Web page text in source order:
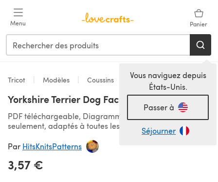
Menu Panier
Vous naviguez depuis
États-Unis.
Passer à
Séjourner
Tricot Modèles Coussins
Yorkshire Terrier Dog Face Chart for Knitting
PDF téléchargeable, Diagrammes/graphiques
seulement, adaptés à toutes les langues
Par HitsKnitsPatterns
3,57 €